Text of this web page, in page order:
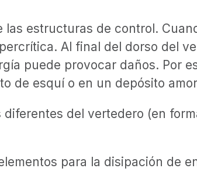
estructuras de control.
Al final del dorso del
puede provocar daños. Por
de esquí o en un depósito
del vertedero (en
para la disipación de